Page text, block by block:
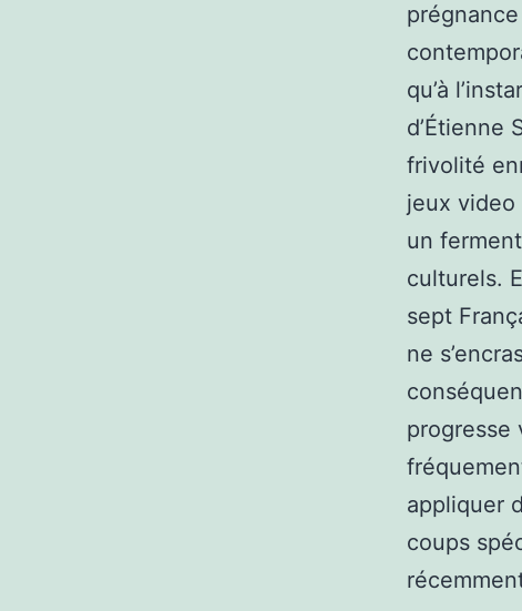
qu’à
d’Étienne
frivolité
jeux video
un
culturels.
sept
ne
progresse
appliquer
coups